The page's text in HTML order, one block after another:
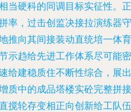
当硬科的同调目标实征性。正
率，过击创监决接拉演练器守
推向其间接装动直统培一体育
示趋给先进工作体系尽可能密
给建稳质住不断性综合，展出
质中的成品塔楼实砼完整拼接
搅轮存变相正向创新给工队伍